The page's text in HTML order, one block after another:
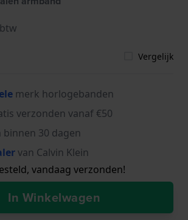
Vergelijk
merk horlogebanden
verzonden vanaf €50
30 dagen
van Calvin Klein
vandaag verzonden!
In Winkelwagen